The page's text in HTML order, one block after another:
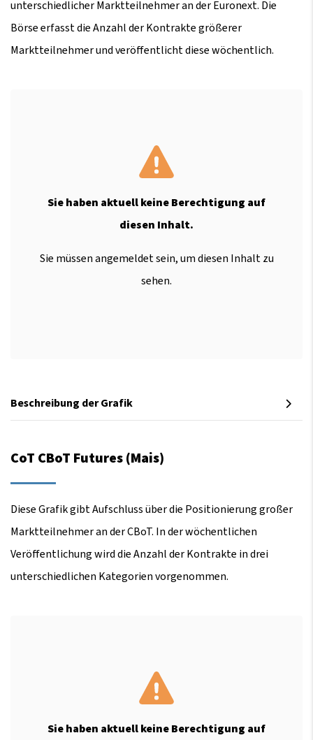
unterschiedlicher Marktteilnehmer an der Euronext. Die
Börse erfasst die Anzahl der Kontrakte größerer
Marktteilnehmer und veröffentlicht diese wöchentlich.
Sie haben aktuell keine Berechtigung auf
diesen Inhalt.
Sie müssen angemeldet sein, um diesen Inhalt zu
sehen.
Beschreibung der Grafik
CoT CBoT Futures (Mais)
Diese Grafik gibt Aufschluss über die Positionierung großer
Marktteilnehmer an der CBoT. In der wöchentlichen
Veröffentlichung wird die Anzahl der Kontrakte in drei
unterschiedlichen Kategorien vorgenommen.
Sie haben aktuell keine Berechtigung auf